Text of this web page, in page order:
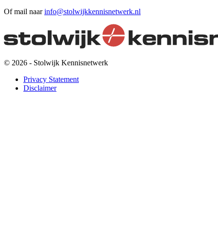
Of mail naarinfo@stolwijkkennisnetwerk.nl
© 2026 - Stolwijk Kennisnetwerk
Privacy Statement
Disclaimer